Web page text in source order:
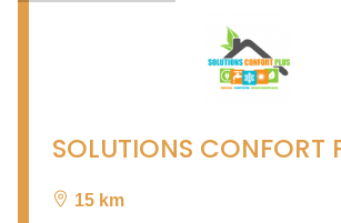
SOLUTIONS CONFORT
15 km